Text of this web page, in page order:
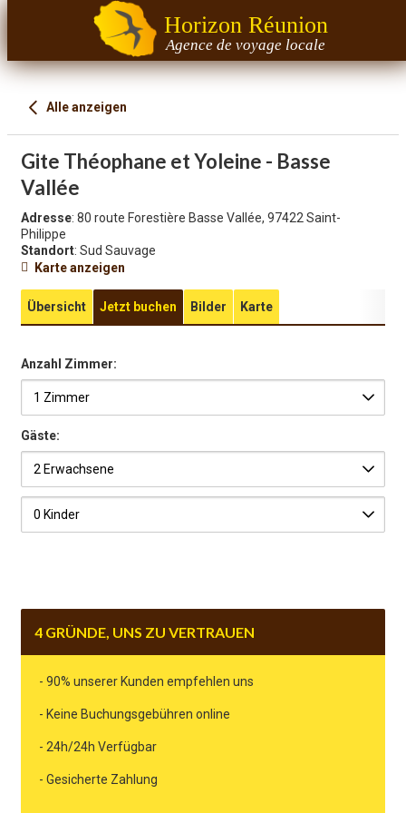
Horizon Réunion
Agence de voyage locale
Alle anzeigen
Gite Théophane et Yoleine - Basse
Vallée
Adresse: 80 route Forestière Basse Vallée, 97422 Saint-
Philippe
Standort: Sud Sauvage
Karte anzeigen
Übersicht Jetzt buchen Bilder Karte
Anzahl Zimmer:
Gäste:
4 GRÜNDE, UNS ZU VERTRAUEN
- 90% unserer Kunden empfehlen uns
- Keine Buchungsgebühren online
- 24h/24h Verfügbar
- Gesicherte Zahlung